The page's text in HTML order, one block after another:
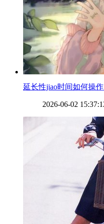
延长性jiao时间如何操
2026-06-02